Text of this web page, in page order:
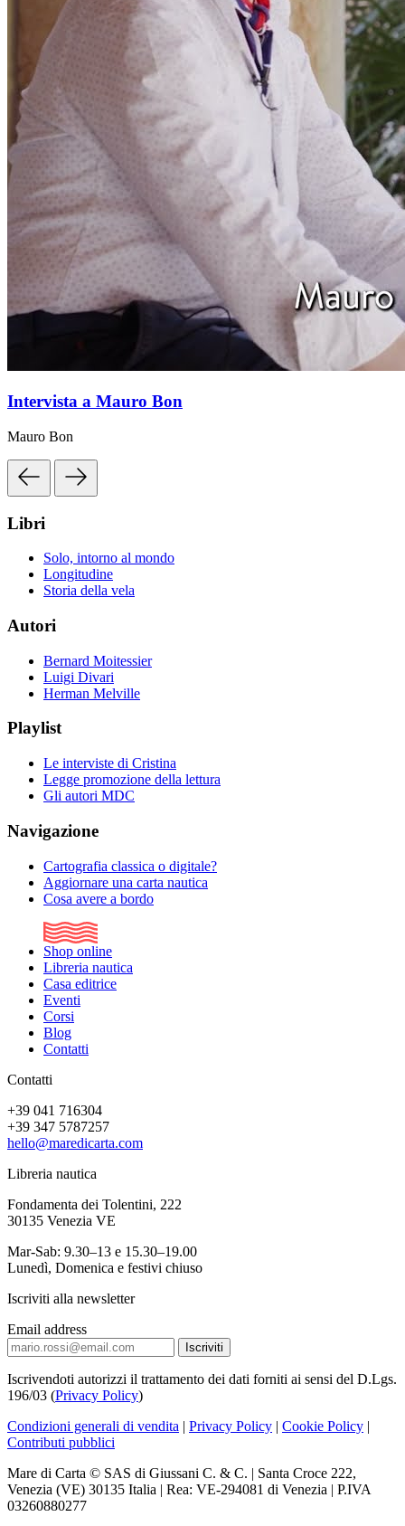
Intervista a Mauro Bon
Mauro Bon
Libri
Solo, intorno al mondo
Longitudine
Storia della vela
Autori
Bernard Moitessier
Luigi Divari
Herman Melville
Playlist
Le interviste di Cristina
Legge promozione della lettura
Gli autori MDC
Navigazione
Cartografia classica o digitale?
Aggiornare una carta nautica
Cosa avere a bordo
Shop online
Libreria nautica
Casa editrice
Eventi
Corsi
Blog
Contatti
Contatti
+39 041 716304
+39 347 5787257
hello@maredicarta.com
Libreria nautica
Fondamenta dei Tolentini, 222
30135 Venezia VE
Mar-Sab: 9.30–13 e 15.30–19.00
Lunedì, Domenica e festivi chiuso
Iscriviti alla newsletter
Email address
Iscrivendoti autorizzi il trattamento dei dati forniti ai sensi del D.Lgs.
196/03 (Privacy Policy)
Condizioni generali di vendita | Privacy Policy | Cookie Policy |
Contributi pubblici
Mare di Carta © SAS di Giussani C. & C. | Santa Croce 222,
Venezia (VE) 30135 Italia | Rea: VE-294081 di Venezia | P.IVA
03260880277